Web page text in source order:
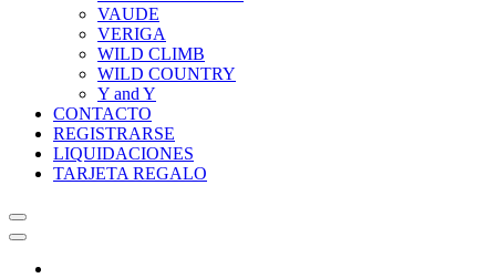
VAUDE
VERIGA
WILD CLIMB
WILD COUNTRY
Y and Y
CONTACTO
REGISTRARSE
LIQUIDACIONES
TARJETA REGALO